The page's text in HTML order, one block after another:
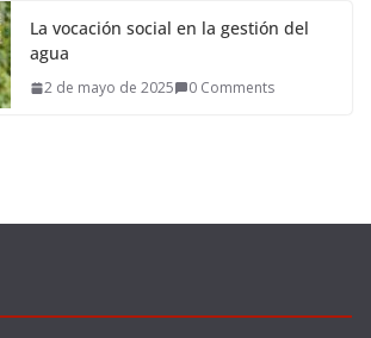
La vocación social en la gestión del
agua
2 de mayo de 2025 0 Comments